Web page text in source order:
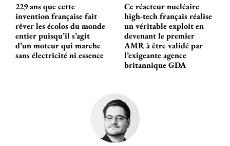
229 ans que cette
invention française fait
rêver les écolos du monde
entier puisqu’il s’agit
d’un moteur qui marche
sans électricité ni essence
Ce réacteur nucléaire
high-tech français réalise
un véritable exploit en
devenant le premier
AMR à être validé par
l’exigeante agence
britannique GDA